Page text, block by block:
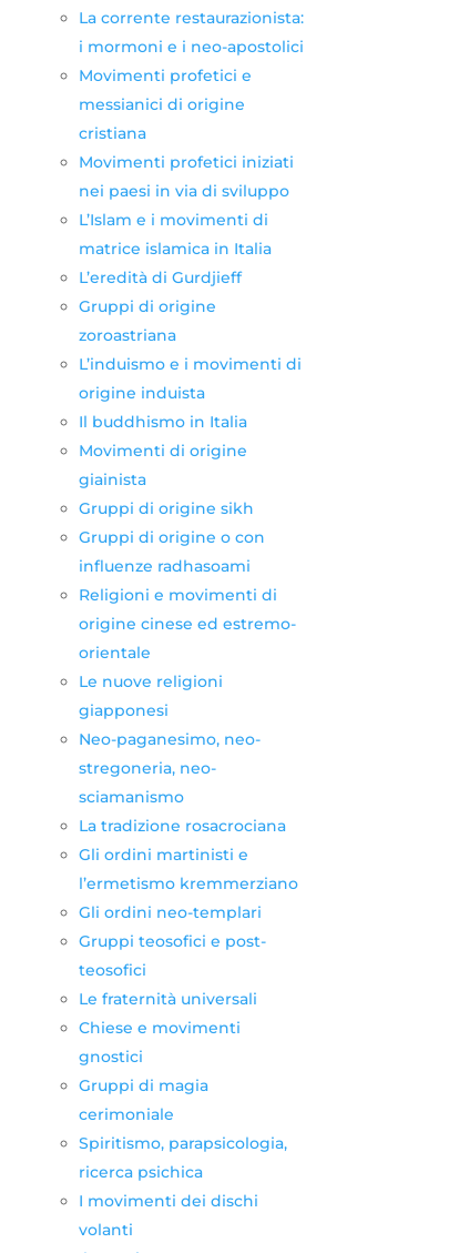
La corrente restaurazionista:
i mormoni e i neo-apostolici
Movimenti profetici e
messianici di origine
cristiana
Movimenti profetici iniziati
nei paesi in via di sviluppo
L’Islam e i movimenti di
matrice islamica in Italia
L’eredità di Gurdjieff
Gruppi di origine
zoroastriana
L’induismo e i movimenti di
origine induista
Il buddhismo in Italia
Movimenti di origine
giainista
Gruppi di origine sikh
Gruppi di origine o con
influenze radhasoami
Religioni e movimenti di
origine cinese ed estremo-
orientale
Le nuove religioni
giapponesi
Neo-paganesimo, neo-
stregoneria, neo-
sciamanismo
La tradizione rosacrociana
Gli ordini martinisti e
l’ermetismo kremmerziano
Gli ordini neo-templari
Gruppi teosofici e post-
teosofici
Le fraternità universali
Chiese e movimenti
gnostici
Gruppi di magia
cerimoniale
Spiritismo, parapsicologia,
ricerca psichica
I movimenti dei dischi
volanti